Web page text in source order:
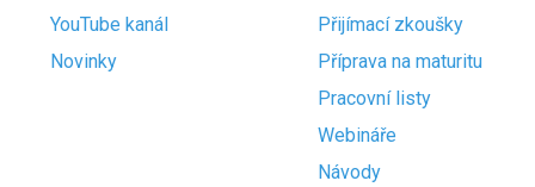
YouTube kanál
Novinky
Přijímací zkoušky
Příprava na maturitu
Pracovní listy
Webináře
Návody